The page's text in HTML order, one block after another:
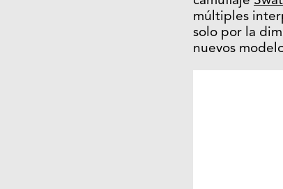
múltiples
solo por la
nuevos